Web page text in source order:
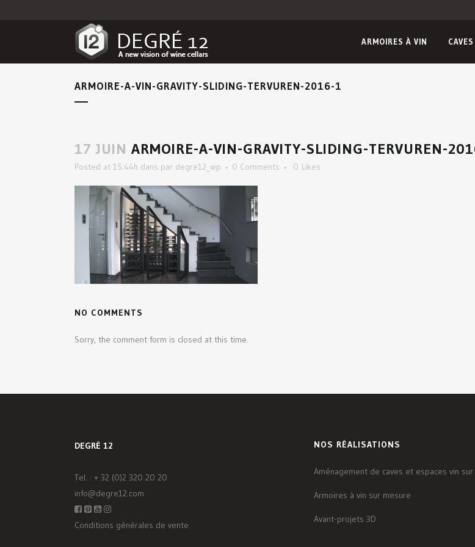
ARMOIRES À VIN
ARMOIRE-A-VIN-GRAVITY-SLIDING-TERVUREN-2016-1
17 JUIN ARMOIRE-A-VIN-GRAVITY-SLIDING-TERVUREN-
Posted at 15:44h dans par degre12_wp 0 Comments 0 Likes
NO COMMENTS
Sorry, the comment form is closed at this time.
DEGRÉ 12
Tel. : + 32 (0)2 320 20 20
info@degre12.com
Conditions générales de vente
NOS RÉALISATIONS
Aménagement de caves et espaces vin
Armoires à vin sur mesure
Avant-projets 3D